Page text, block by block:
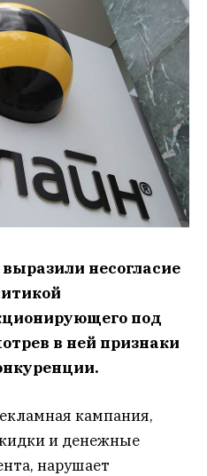
несогласие
под
в ней признаки
кампания,
и денежные
нарушает